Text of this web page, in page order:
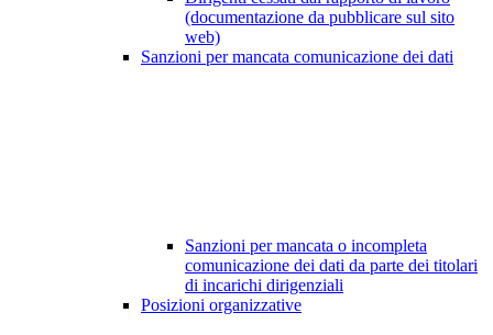
(documentazione da pubblicare sul sito
web)
Sanzioni per mancata comunicazione dei dati
Sanzioni per mancata o incompleta
comunicazione dei dati da parte dei titolari
di incarichi dirigenziali
Posizioni organizzative